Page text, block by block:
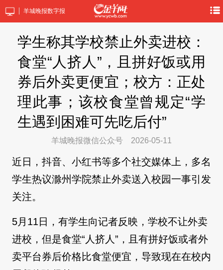
羊城晚报数字报
学生称其学校禁止外卖进校：
食堂“人挤人”，且拼好饭或用
券后外卖更便宜；校方：正处
理此事；该校食堂曾规定“学
生遇到困难可先吃后付”
羊城晚报微信公众号 2026-05-11
近日，抖音、小红书等多个社交媒体上，多名
学生热议滁州学院禁止外卖送入校园一事引发
关注。
5月11日，有学生向记者反映，学校不让外卖
进校，但是食堂“人挤人”，且有拼好饭或者外
卖平台券后价格比食堂便宜，导致现在在校内